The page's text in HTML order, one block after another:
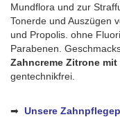
Mundflora und zur
Tonerde und Auszügen
und Propolis. ohne
Parabenen.
Zahncreme Zitrone
gentechnikfrei.
➡ Unsere